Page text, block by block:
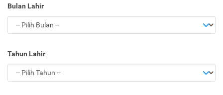
Bulan Lahir
Tahun Lahir